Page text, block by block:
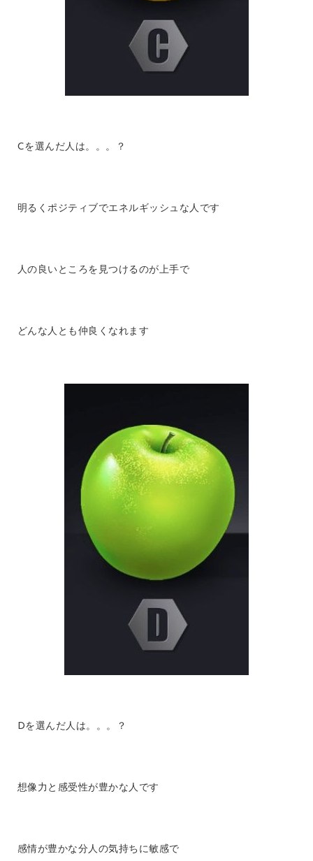
Cを選んだ人は。。。？
明るくポジティブでエネルギッシュな人です
人の良いところを見つけるのが上手で
どんな人とも仲良くなれます
Dを選んだ人は。。。？
想像力と感受性が豊かな人です
感情が豊かな分人の気持ちに敏感で